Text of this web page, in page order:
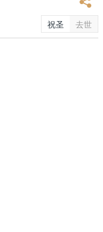
祝圣 去世